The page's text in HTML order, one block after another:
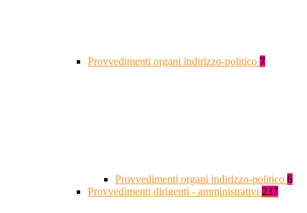
Provvedimenti organi indirizzo-politico 7
Provvedimenti organi indirizzo-politico 6
Provvedimenti dirigenti - amministrativi 237